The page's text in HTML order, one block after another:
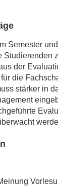
Semester
Studierenden
der
die
stärker in